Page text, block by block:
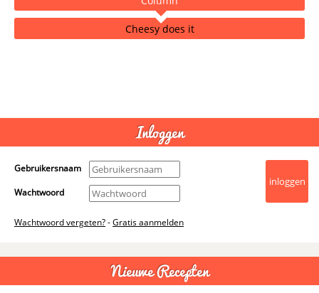
Cheesy does it
- Advertentie - powered by
Inloggen
Gebruikersnaam
Wachtwoord
Wachtwoord vergeten?-Gratis aanmelden
Nieuwe Recepten